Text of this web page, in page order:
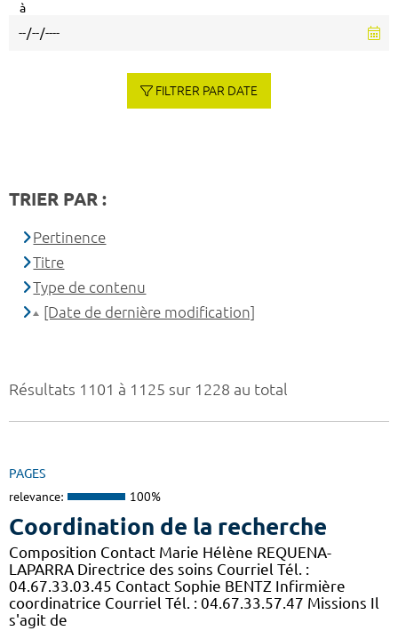
Résultats 1101 à 1125 sur 1228 au total
PAGES
relevance: 100%
Coordination de la recherche
Composition Contact Marie Hélène REQUENA-
LAPARRA Directrice des soins Courriel Tél. :
04.67.33.03.45 Contact Sophie BENTZ Infirmière
coordinatrice Courriel Tél. : 04.67.33.57.47 Missions Il
s'agit de
à
FILTRER PAR DATE
TRIER PAR :
Pertinence
Titre
Type de contenu
[Date de dernière modification]